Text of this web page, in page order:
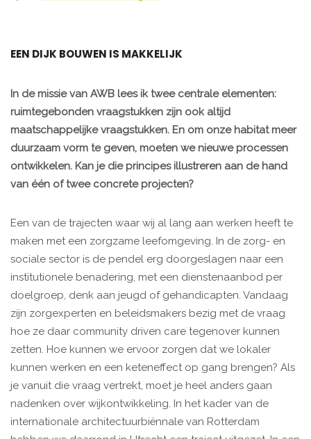
EEN DIJK BOUWEN IS MAKKELIJK
In de missie van AWB lees ik twee centrale elementen:
ruimtegebonden vraagstukken zijn ook altijd
maatschappelijke vraagstukken. En om onze habitat meer
duurzaam vorm te geven, moeten we nieuwe processen
ontwikkelen. Kan je die principes illustreren aan de hand
van één of twee concrete projecten?
Een van de trajecten waar wij al lang aan werken heeft te
maken met een zorgzame leefomgeving. In de zorg- en
sociale sector is de pendel erg doorgeslagen naar een
institutionele benadering, met een dienstenaanbod per
doelgroep, denk aan jeugd of gehandicapten. Vandaag
zijn zorgexperten en beleidsmakers bezig met de vraag
hoe ze daar community driven care tegenover kunnen
zetten. Hoe kunnen we ervoor zorgen dat we lokaler
kunnen werken en een keteneffect op gang brengen? Als
je vanuit die vraag vertrekt, moet je heel anders gaan
nadenken over wijkontwikkeling. In het kader van de
internationale architectuurbiënnale van Rotterdam